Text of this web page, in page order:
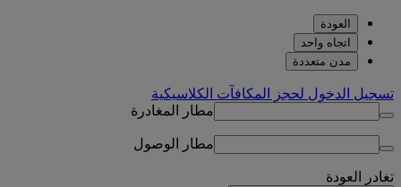
العودة
اتجاه واحد
مدن متعددة
تسجيل الدخول لحجز المكافآت الكلاسيكية
مطار المغادرة
مطار الوصول
تغادر العودة